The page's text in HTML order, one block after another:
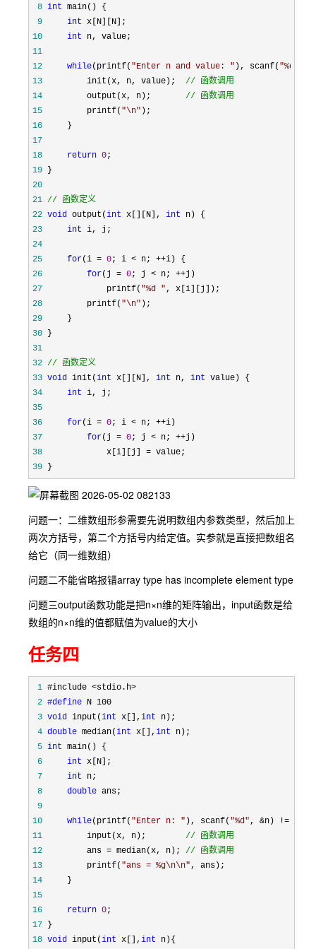
8 int
9
int
10
int
11
12
while(printf( "Enter n and value: " ), scanf( "%d%d
13
         init(x, n, value);
// 函数调用
14
         output(x, n);
// 函数调用
15
         printf(
"\n"
16
17
18
return 0
19
20
21 // 函数定义
22 void output(int x[][N], int
23
int
24
25
for(i = 0; i < n; ++
26
for(j = 0; j < n; ++
27
             printf(
"%d "
28
         printf(
"\n"
29
30
31
32 // 函数定义
33 void init(int x[][N], int n, int
34
int
35
36
for(i = 0; i < n; ++
37
for(j = 0; j < n; ++
38
             x[i][j] =
39 }
问题一：二维数组形参需要先说明数组内参数类型，然后加上
两次方括号，第二个方括号内给定值。实参就是直接把数组名
给它（同一维数组）
问题二不能省略报错array type has incomplete element type
问题三output函数功能是把n×n维的矩阵输出，input函数是给
数组的n×n维的值都赋值为value的大小
任务四
1
2 #define
3 void input(int x[], int
4 double median(int x[], int
5 int
6
int
7
int
8
double
9
10
while(printf( "Enter n: " ), scanf( "%d", &n) !=
11
         input(x, n);
// 函数调用
12
         ans = median(x, n);
// 函数调用
13
         printf(
"ans = %g\n\n"
14
15
16
return 0
17
18 void input(int x[], int